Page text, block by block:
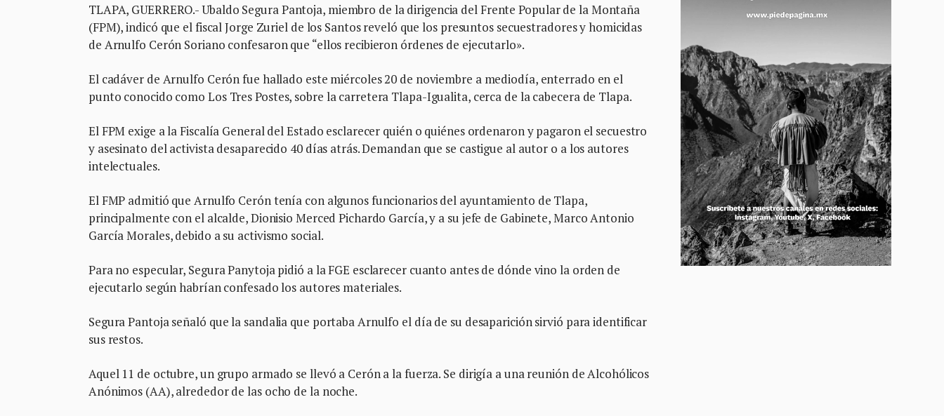
TLAPA, GUERRERO.- Ubaldo Segura Pantoja, miembro de la dirigencia del Frente Popular de la Montaña
(FPM), indicó que el fiscal Jorge Zuriel de los Santos reveló que los presuntos secuestradores y homicidas
de Arnulfo Cerón Soriano confesaron que “ellos recibieron órdenes de ejecutarlo».
El cadáver de Arnulfo Cerón fue hallado este miércoles 20 de noviembre a mediodía, enterrado en el
punto conocido como Los Tres Postes, sobre la carretera Tlapa-Igualita, cerca de la cabecera de Tlapa.
El FPM exige a la Fiscalía General del Estado esclarecer quién o quiénes ordenaron y pagaron el secuestro
y asesinato del activista desaparecido 40 días atrás. Demandan que se castigue al autor o a los autores
intelectuales.
El FMP admitió que Arnulfo Cerón tenía con algunos funcionarios del ayuntamiento de Tlapa,
principalmente con el alcalde, Dionisio Merced Pichardo García, y a su jefe de Gabinete, Marco Antonio
García Morales, debido a su activismo social.
Para no especular, Segura Panytoja pidió a la FGE esclarecer cuanto antes de dónde vino la orden de
ejecutarlo según habrían confesado los autores materiales.
Segura Pantoja señaló que la sandalia que portaba Arnulfo el día de su desaparición sirvió para identificar
sus restos.
Aquel 11 de octubre, un grupo armado se llevó a Cerón a la fuerza. Se dirigía a una reunión de Alcohólicos
Anónimos (AA), alrededor de las ocho de la noche.